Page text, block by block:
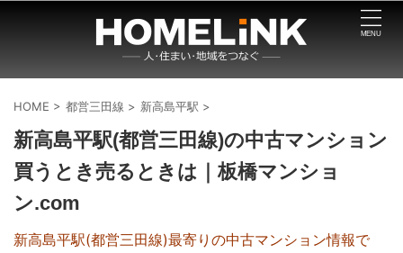
HOME > 都営三田線 > 新高島平駅 >
新高島平駅(都営三田線)の中古マンション
買うとき売るときは｜板橋マンショ
ン.com
新高島平駅(都営三田線)最寄りの中古マンション情報で